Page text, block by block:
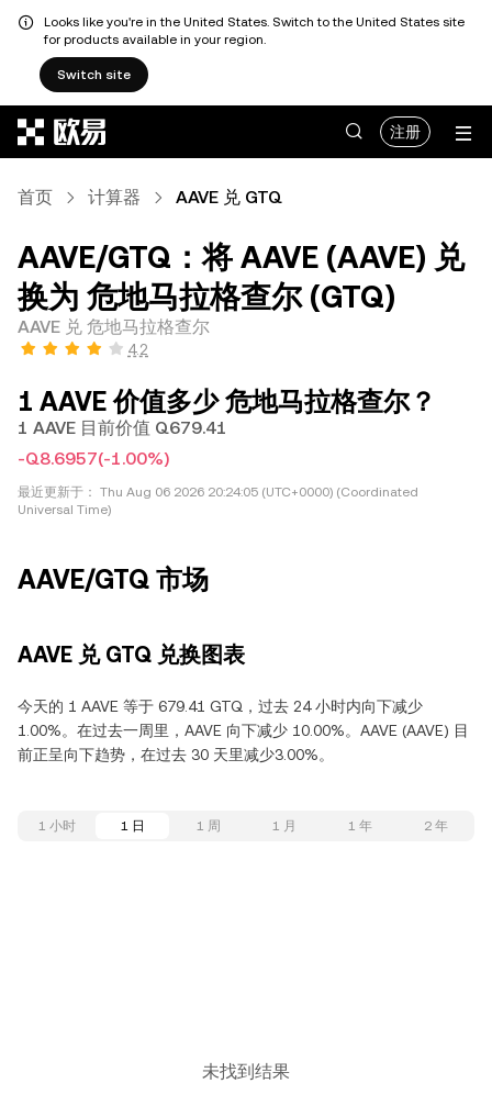
Looks like you're in the United States. Switch to the United States site
for products available in your region.
Switch site
注册
首页 计算器 AAVE 兑 GTQ
AAVE/GTQ：将 AAVE (AAVE) 兑
换为 危地马拉格查尔 (GTQ)
AAVE 兑 危地马拉格查尔
4.2
1 AAVE 价值多少 危地马拉格查尔？
1 AAVE 目前价值 Q679.41
-Q8.6957(-1.00%)
最近更新于： Thu Aug 06 2026 20:24:05 (UTC+0000) (Coordinated
Universal Time)
AAVE/GTQ 市场
AAVE 兑 GTQ 兑换图表
今天的 1 AAVE 等于 679.41 GTQ，过去 24 小时内向下减少
1.00%。在过去一周里，AAVE 向下减少 10.00%。AAVE (AAVE) 目
前正呈向下趋势，在过去 30 天里减少3.00%。
1 小时 1 日 1 周 1 月 1 年 2 年
未找到结果